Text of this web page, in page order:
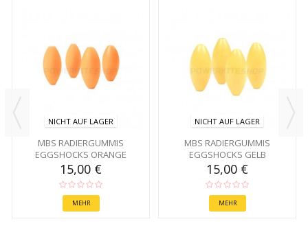
NICHT AUF LAGER
MBS RADIERGUMMIS
EGGSHOCKS ORANGE
15,00 €
MEHR
NICHT AUF LAGER
MBS RADIERGUMMIS
EGGSHOCKS GELB
15,00 €
MEHR